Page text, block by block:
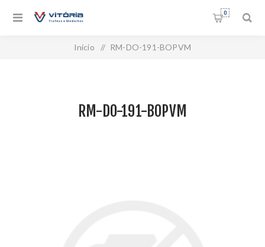
0
Início / RM-DO-191-BOPVM
RM-DO-191-BOPVM